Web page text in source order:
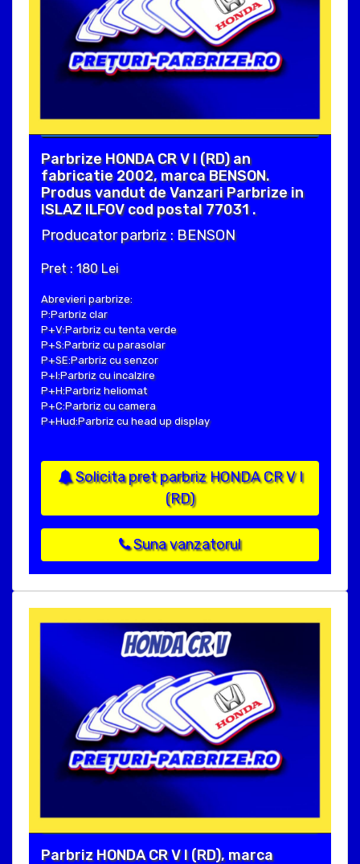
Parbrize HONDA CR V I (RD) an
fabricatie 2002, marca BENSON.
Produs vandut de Vanzari Parbrize in
ISLAZ ILFOV cod postal 77031 .
Producator parbriz : BENSON
Pret : 180 Lei
Abrevieri parbrize:
P:Parbriz clar
P+V:Parbriz cu tenta verde
P+S:Parbriz cu parasolar
P+SE:Parbriz cu senzor
P+I:Parbriz cu incalzire
P+H:Parbriz heliomat
P+C:Parbriz cu camera
P+Hud:Parbriz cu head up display
Solicita pret parbriz HONDA CR V I
(RD)
Suna vanzatorul
Parbriz HONDA CR V I (RD), marca